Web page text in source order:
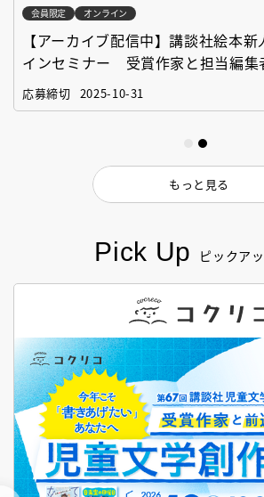
Pick Up ピックア
会員限定 オンライン
【アーカイブ配信中】講談社絵本新
インセミナー 受賞作家と担当編集
「絵本創作実践講座」
応募締切 2025-10-31
もっと見る